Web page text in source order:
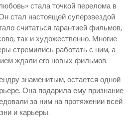
стала точкой перелома в
стал настоящей суперзвездой
считаться гарантией фильмов,
так и художественно. Многие
стремились работать с ним, а
ждали его новых фильмов.
знаменитым, остается одной
Она подарила ему признание
за ним на протяжении всей
и карьеры.